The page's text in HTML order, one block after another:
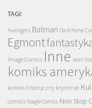
TAGI:
Avengers Batman Dark Horse
Egmont
Image Comics Inne Jean
komiks
komiks historyczny kryminał
comics Nagle Comics Non Stop